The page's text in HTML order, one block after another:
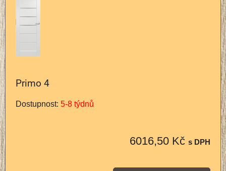
Primo 4
Dostupnost: 5-8 týdnů
6016,50 Kč s DPH